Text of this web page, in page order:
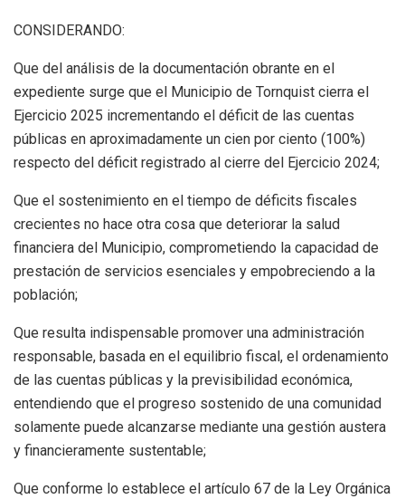
CONSIDERANDO:
Que del análisis de la documentación obrante en el
expediente surge que el Municipio de Tornquist cierra el
Ejercicio 2025 incrementando el déficit de las cuentas
públicas en aproximadamente un cien por ciento (100%)
respecto del déficit registrado al cierre del Ejercicio 2024;
Que el sostenimiento en el tiempo de déficits fiscales
crecientes no hace otra cosa que deteriorar la salud
financiera del Municipio, comprometiendo la capacidad de
prestación de servicios esenciales y empobreciendo a la
población;
Que resulta indispensable promover una administración
responsable, basada en el equilibrio fiscal, el ordenamiento
de las cuentas públicas y la previsibilidad económica,
entendiendo que el progreso sostenido de una comunidad
solamente puede alcanzarse mediante una gestión austera
y financieramente sustentable;
Que conforme lo establece el artículo 67 de la Ley Orgánica